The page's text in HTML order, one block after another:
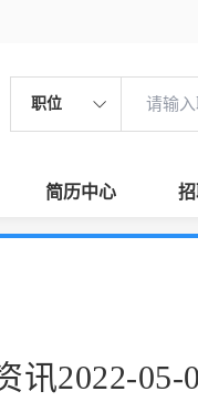
职位
简历中心
讯2022-05-